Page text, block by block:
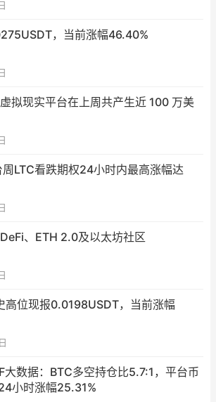
，当前涨幅46.40%
拟现实平台在上周共产生近 100 万美
LTC看跌期权24小时内最高涨幅达
、ETH 2.0及以太坊社区
高位现报0.0198USDT，当前涨幅
大数据：BTC多空持仓比5.7:1，平台币
小时涨幅25.31%